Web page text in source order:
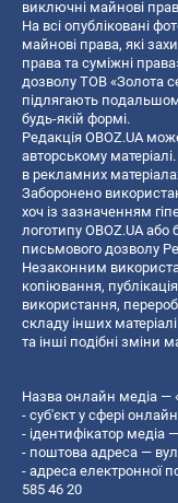
виключні майнові
На всі опубліковані
майнові права, які
права та суміжні
дозволу ТОВ «Золота
підлягають
будь-якій формі.
Редакція OBOZ.UA
авторському
в рекламних
Заборонено
хоч із зазначенням
логотипу OBOZ.UA або
письмового дозволу
Незаконним
копiювання,
використання,
складу інших
та інші подібні зміни
Назва онлайн медіа —
- суб'єкт у сфері
- ідентифікатор медіа
- поштова адреса —
- адреса електронної
585 46 20